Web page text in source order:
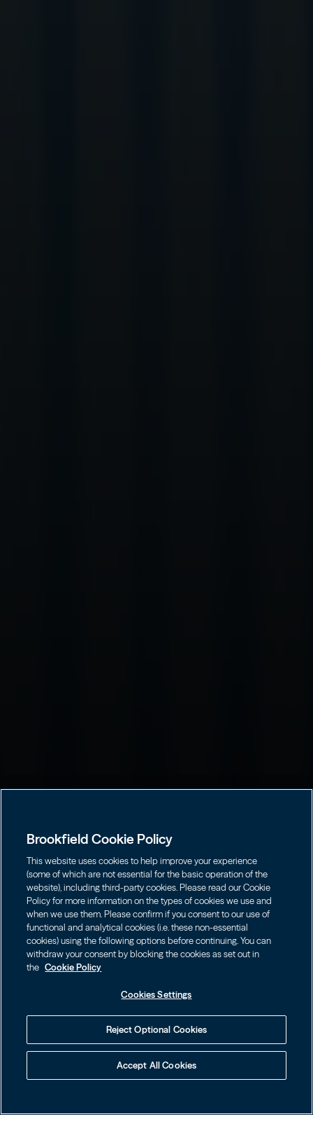
Role para saber mais
Brookfield Cookie Policy
This website uses cookies to help improve your experience
(some of which are not essential for the basic operation of the
website), including third-party cookies. Please read our Cookie
Policy for more information on the types of cookies we use and
when we use them. Please confirm if you consent to our use of
functional and analytical cookies (i.e. these non-essential
cookies) using the following options before continuing. You can
withdraw your consent by blocking the cookies as set out in
the Cookie Policy
Cookies Settings
Reject Optional Cookies
Accept All Cookies